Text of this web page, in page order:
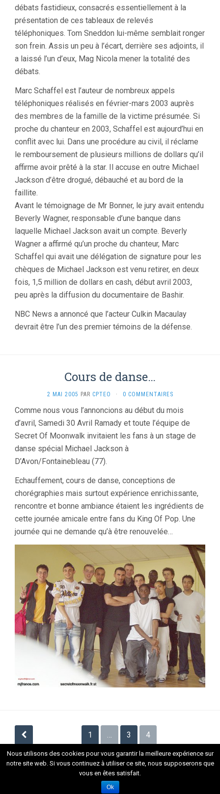
débats fastidieux, consacrés essentiellement à la
présentation de ces tableaux de relevés
téléphoniques. Tom Sneddon lui-même semblait ronger
son frein. Assis un peu à l’écart, derrière ses adjoints, il
a laissé l’un d’eux, Mag Nicola mener la totalité des
débats.
Marc Schaffel est l’auteur de nombreux appels
téléphoniques réalisés en février-mars 2003 auprès
des membres de la famille de la victime présumée. Si
proche du chanteur en 2003, Schaffel est aujourd’hui en
conflit avec lui. Dans une procédure au civil, il réclame
le remboursement de plusieurs millions de dollars qu’il
affirme avoir prêté à la star. Il accuse en outre Michael
Jackson d’être drogué, débauché et au bord de la
faillite.
Avant le témoignage de Mr Bonner, le jury avait entendu
Beverly Wagner, responsable d’une banque dans
laquelle Michael Jackson avait un compte. Beverly
Wagner a affirmé qu’un proche du chanteur, Marc
Schaffel qui avait une délégation de signature pour les
chèques de Michael Jackson est venu retirer, en deux
fois, 1,5 million de dollars en cash, début avril 2003,
peu après la diffusion du documentaire de Bashir.
NBC News a annoncé que l’acteur Culkin Macaulay
devrait être l’un des premier témoins de la défense.
Cours de danse…
2 MAI 2005 PAR CPTEO · 0 COMMENTAIRES
Comme nous vous l’annoncions au début du mois
d’avril, Samedi 30 Avril Ramady et toute l’équipe de
Secret Of Moonwalk invitaient les fans à un stage de
danse spécial Michael Jackson à
D’Avon/Fontainebleau (77).
Echauffement, cours de danse, conceptions de
chorégraphies mais surtout expérience enrichissante,
rencontre et bonne ambiance étaient les ingrédients de
cette journée amicale entre fans du King Of Pop. Une
journée qui ne demande qu’à être renouvelée…
Navigation
des
articles
1 … 3 4
Nous utilisons des cookies pour vous garantir la meilleure expérience sur
notre site web. Si vous continuez à utiliser ce site, nous supposerons que
vous en êtes satisfait.
Ok